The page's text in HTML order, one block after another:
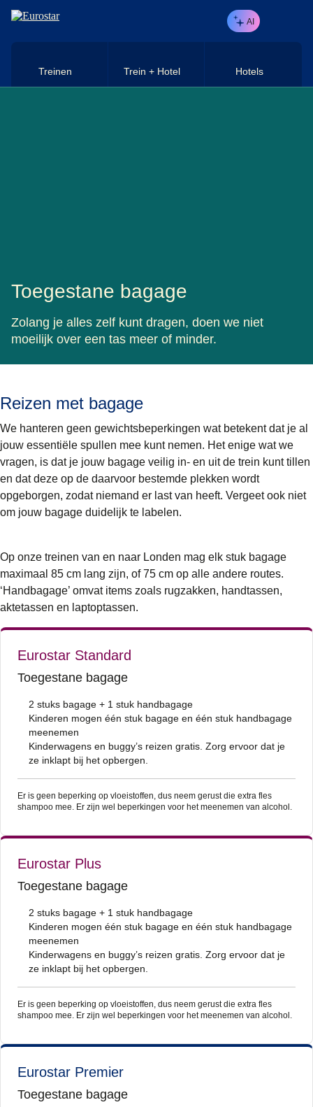
Naar hoofdinhoud
AI
Treinen Trein + Hotel Hotels
Toegestane bagage
Zolang je alles zelf kunt dragen, doen we niet
moeilijk over een tas meer of minder.
Reizen met bagage
We hanteren geen gewichtsbeperkingen wat betekent dat je al
jouw essentiële spullen mee kunt nemen. Het enige wat we
vragen, is dat je jouw bagage veilig in- en uit de trein kunt tillen
en dat deze op de daarvoor bestemde plekken wordt
opgeborgen, zodat niemand er last van heeft. Vergeet ook niet
om jouw bagage duidelijk te labelen.
Op onze treinen van en naar Londen mag elk stuk bagage
maximaal 85 cm lang zijn, of 75 cm op alle andere routes.
‘Handbagage’ omvat items zoals rugzakken, handtassen,
aktetassen en laptoptassen.
Eurostar Standard
Toegestane bagage
2 stuks bagage + 1 stuk handbagage
Kinderen mogen één stuk bagage en één stuk handbagage
meenemen
Kinderwagens en buggy’s reizen gratis. Zorg ervoor dat je
ze inklapt bij het opbergen.
Er is geen beperking op vloeistoffen, dus neem gerust die extra fles
shampoo mee. Er zijn wel beperkingen voor het meenemen van alcohol.
Eurostar Plus
Toegestane bagage
2 stuks bagage + 1 stuk handbagage
Kinderen mogen één stuk bagage en één stuk handbagage
meenemen
Kinderwagens en buggy’s reizen gratis. Zorg ervoor dat je
ze inklapt bij het opbergen.
Er is geen beperking op vloeistoffen, dus neem gerust die extra fles
shampoo mee. Er zijn wel beperkingen voor het meenemen van alcohol.
Eurostar Premier
Toegestane bagage